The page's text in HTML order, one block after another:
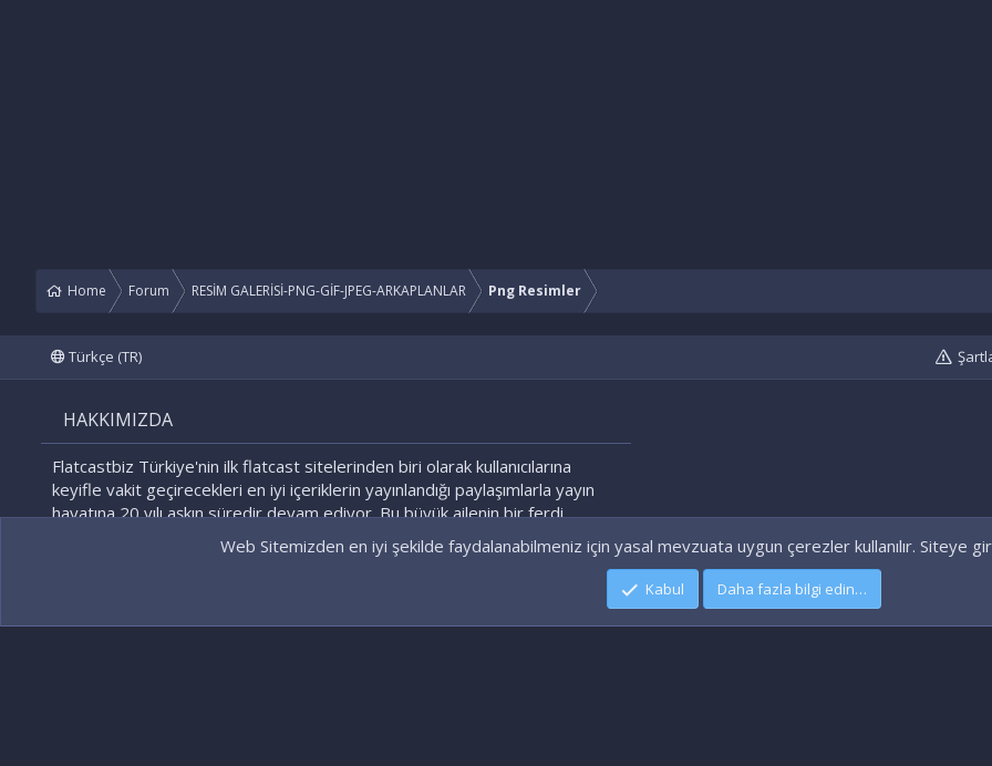
Home Forum RESİM GALERİSİ-PNG-GİF-JPEG-ARKAPLANLAR Png Resimler
Türkçe (TR)
HAKKIMIZDA
Flatcastbiz Türkiye'nin ilk flatcast sitelerinden biri olarak kullanıcılarına
keyifle vakit geçirecekleri en iyi içeriklerin yayınlandığı paylaşımlarla yayın
hayatına 20 yılı aşkın süredir devam ediyor. Bu büyük ailenin bir ferdi
olmaktan gurur duyacağınızı biliyoruz!
Xenforo Add-ons© by ©XenTR| Xenforo Theme© by ©XenTR
Web Sitemizden en iyi şekilde faydalanabilmeniz için yasal mevzuata uygun çerezler kullanılır. Siteye
Kabul Daha fazla bilgi edin…